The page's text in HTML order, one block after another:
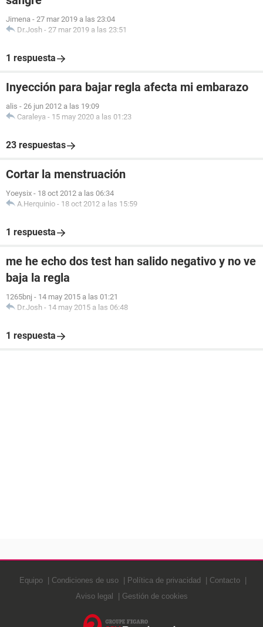
Jimena - 27 mar 2019 a las 23:04
Dr.Josh - 27 mar 2019 a las 23:51
1 respuesta
Inyección para bajar regla afecta mi embarazo
alis - 26 jun 2012 a las 19:09
Caraleya - 15 may 2020 a las 01:23
23 respuestas
Cortar la menstruación
Yoeysix - 18 oct 2012 a las 06:34
A.Herquinio - 18 oct 2012 a las 15:59
1 respuesta
me he echo dos test han salido negativo y no ve
baja la regla
1265bnj - 14 may 2015 a las 01:21
Dr.Josh - 14 may 2015 a las 06:48
1 respuesta
Equipo Condiciones de uso Política de privacidad
Contacto
Aviso legal
Gestión de cookies